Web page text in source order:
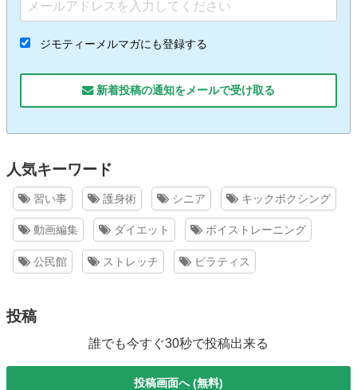
ジモティーメルマガにも登録する
新着投稿の通知をメールで受け取る
人気キーワード
習い事 護身術 シニア キックボクシング
動画編集 ダイエット ボイストレーニング
公民館 ストレッチ ピラティス
投稿
誰でも今すぐ30秒で投稿出来る
投稿画面へ (無料)